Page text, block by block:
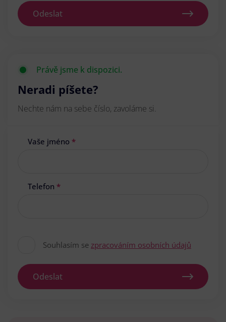
Odeslat
Právě jsme k dispozici.
Neradi píšete?
Nechte nám na sebe číslo, zavoláme si.
Vaše jméno *
Telefon *
Souhlasím se zpracováním osobních údajů
Odeslat